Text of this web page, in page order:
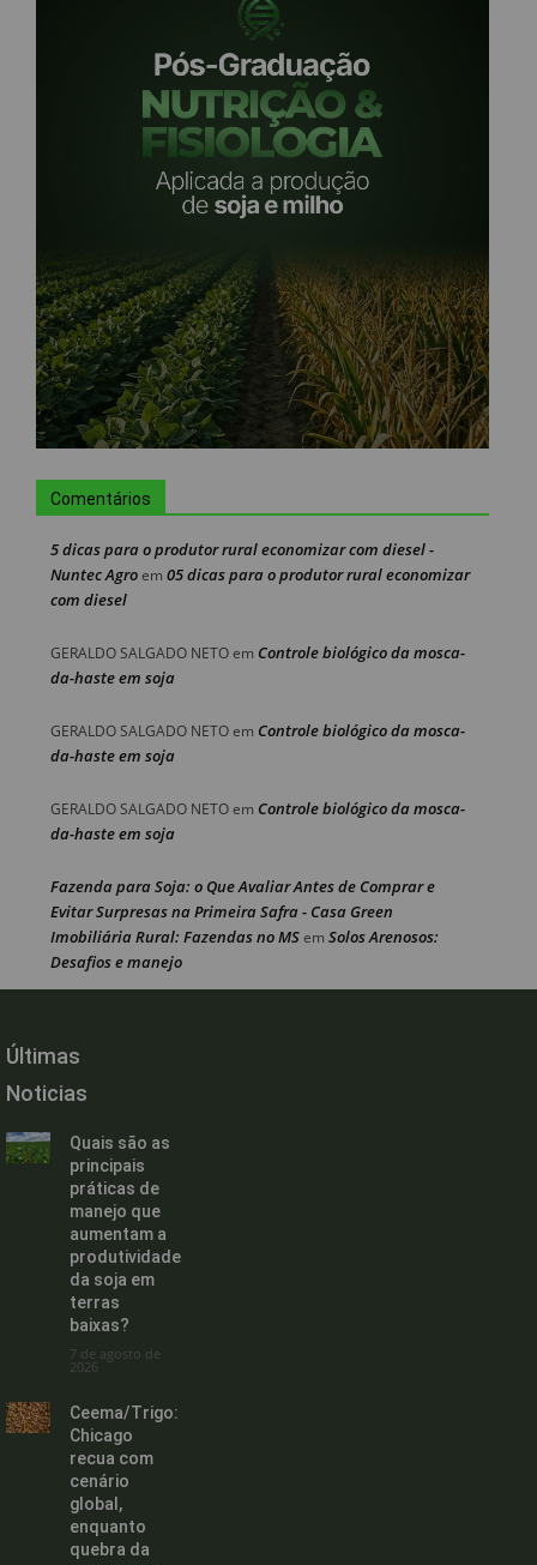
Comentários
5 dicas para o produtor rural economizar com diesel -
Nuntec Agroem 05 dicas para o produtor rural economizar
com diesel
GERALDO SALGADO NETOem Controle biológico da mosca-
da-haste em soja
GERALDO SALGADO NETOem Controle biológico da mosca-
da-haste em soja
GERALDO SALGADO NETOem Controle biológico da mosca-
da-haste em soja
Fazenda para Soja: o Que Avaliar Antes de Comprar e
Evitar Surpresas na Primeira Safra - Casa Green
Imobiliária Rural: Fazendas no MSem Solos Arenosos:
Desafios e manejo
Últimas
Noticias
Quais são as
principais
práticas de
manejo que
aumentam a
produtividade
da soja em
terras
baixas?
7 de agosto de
2026
Ceema/Trigo:
Chicago
recua com
cenário
global,
enquanto
quebra da